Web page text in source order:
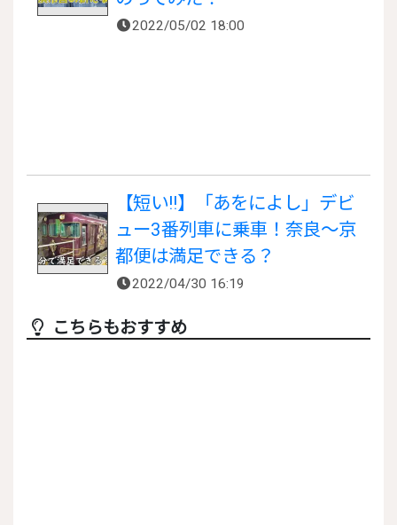
2022/05/02 18:00
【短い!!】「あをによし」デビ
ュー3番列車に乗車！奈良〜京
都便は満足できる？
2022/04/30 16:19
こちらもおすすめ